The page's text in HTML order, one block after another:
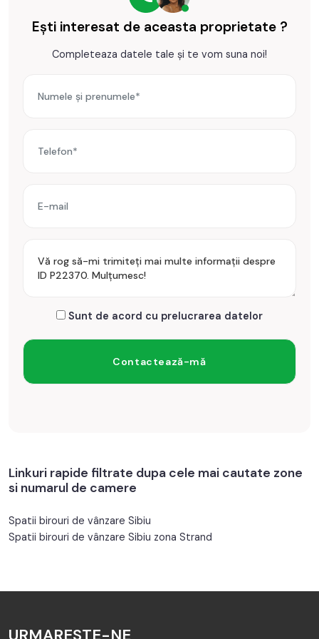
Ideal pentru companii care urmaresc eficienta, imagine si
stabilitate pe termen lung.
Ești interesat de aceasta proprietate ?
Completeaza datele tale și te vom suna noi!
Sunt de acord cu prelucrarea datelor
Linkuri rapide filtrate dupa cele mai cautate zone
si numarul de camere
Spatii birouri de vânzare Sibiu
Spatii birouri de vânzare Sibiu zona Strand